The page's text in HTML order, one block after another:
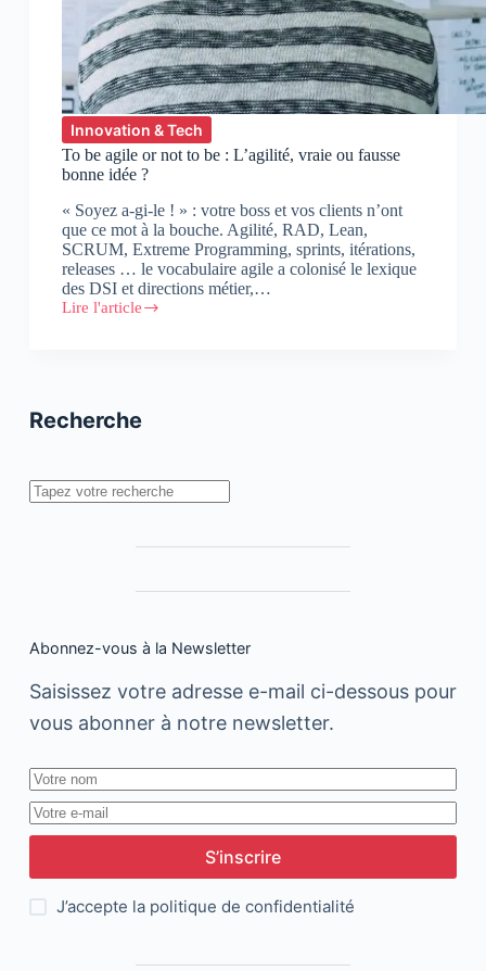
Innovation & Tech
To be agile or not to be : L’agilité, vraie ou fausse
bonne idée ?
« Soyez a-gi-le ! » : votre boss et vos clients n’ont
que ce mot à la bouche. Agilité, RAD, Lean,
SCRUM, Extreme Programming, sprints, itérations,
releases … le vocabulaire agile a colonisé le lexique
des DSI et directions métier,…
Lire l'article
To
be
vraie
ou
Recherche
Rechercher
Abonnez-vous à la Newsletter
Saisissez votre adresse e-mail ci-dessous pour
vous abonner à notre newsletter.
S’inscrire
J’accepte la politique de confidentialité